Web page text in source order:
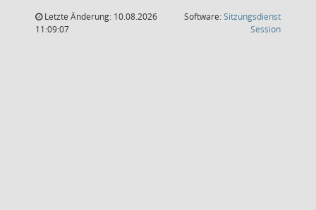
Letzte Änderung: 10.08.2026
11:09:07
Software:Sitzungsdienst
Session(Wird in